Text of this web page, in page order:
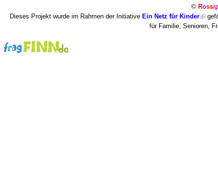
© Rossi
Dieses Projekt wurde im Rahmen der Initiative Ein Netz für Kinder
für Familie, Senioren,